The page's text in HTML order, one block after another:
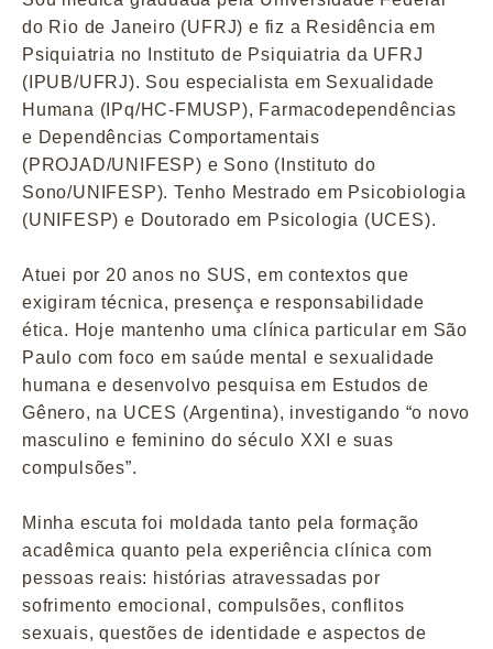
do Rio de Janeiro (UFRJ) e fiz a Residência em
Psiquiatria no Instituto de Psiquiatria da UFRJ
(IPUB/UFRJ). Sou especialista em Sexualidade
Humana (IPq/HC-FMUSP), Farmacodependências
e Dependências Comportamentais
(PROJAD/UNIFESP) e Sono (Instituto do
Sono/UNIFESP). Tenho Mestrado em Psicobiologia
(UNIFESP) e Doutorado em Psicologia (UCES).
Atuei por 20 anos no SUS, em contextos que
exigiram técnica, presença e responsabilidade
ética. Hoje mantenho uma clínica particular em São
Paulo com foco em saúde mental e sexualidade
humana e desenvolvo pesquisa em Estudos de
Gênero, na UCES (Argentina), investigando “o novo
masculino e feminino do século XXI e suas
compulsões”.
Minha escuta foi moldada tanto pela formação
acadêmica quanto pela experiência clínica com
pessoas reais: histórias atravessadas por
sofrimento emocional, compulsões, conflitos
sexuais, questões de identidade e aspectos de